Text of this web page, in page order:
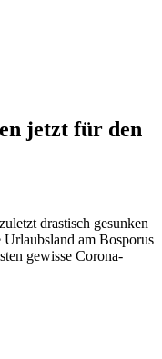
jetzt für den
drastisch gesunken
am Bosporus
gewisse Corona-